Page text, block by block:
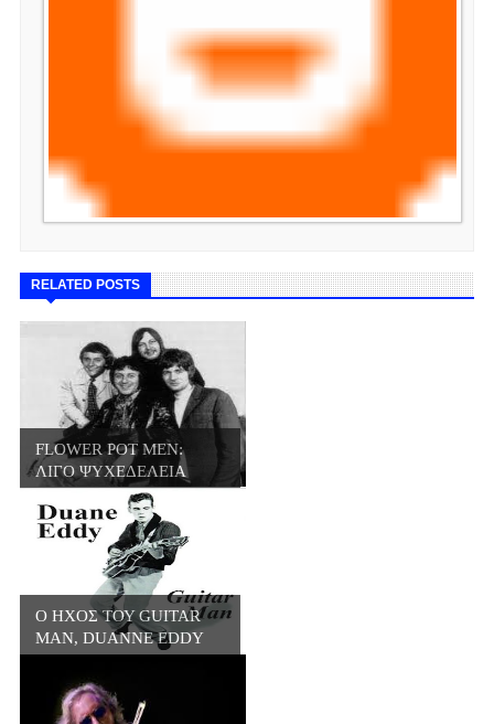
RELATED POSTS
FLOWER POT MEN:
ΛΙΓΟ ΨΥΧΕΔΕΛΕΙΑ
ΛΙΓ...
Ο ΗΧΟΣ ΤΟΥ GUITAR
MAN, DUANNE EDDY